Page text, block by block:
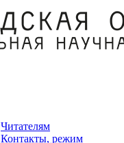
Читателям
Контакты, режим